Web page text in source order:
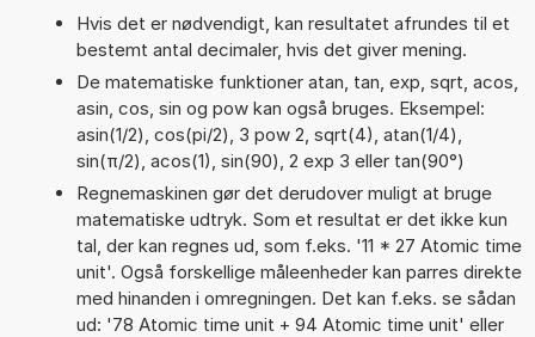
Hvis det er nødvendigt, kan resultatet afrundes til et
bestemt antal decimaler, hvis det giver mening.
De matematiske funktioner atan, tan, exp, sqrt, acos,
asin, cos, sin og pow kan også bruges. Eksempel:
asin(1/2), cos(pi/2), 3 pow 2, sqrt(4), atan(1/4),
sin(π/2), acos(1), sin(90), 2 exp 3 eller tan(90°)
Regnemaskinen gør det derudover muligt at bruge
matematiske udtryk. Som et resultat er det ikke kun
tal, der kan regnes ud, som f.eks. '11 * 27 Atomic time
unit'. Også forskellige måleenheder kan parres direkte
med hinanden i omregningen. Det kan f.eks. se sådan
ud: '78 Atomic time unit + 94 Atomic time unit' eller